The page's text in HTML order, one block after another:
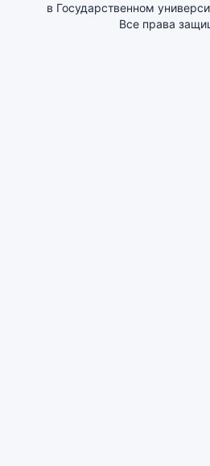
в Государственном
Все права